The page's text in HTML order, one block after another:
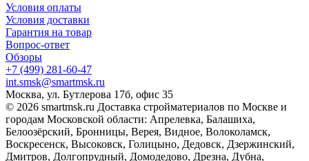
Условия оплаты
Условия доставки
Гарантия на товар
Вопрос-ответ
Обзоры
+7 (499) 281-60-47
int.smsk@smartmsk.ru
Москва, ул. Бутлерова 17б, офис 35
© 2026 smartmsk.ru Доставка стройматериалов по Москве и
городам Московской области: Апрелевка, Балашиха,
Белоозёрский, Бронницы, Верея, Видное, Волоколамск,
Воскресенск, Высоковск, Голицыно, Дедовск, Дзержинский,
Дмитров, Долгопрудный, Домодедово, Дрезна, Дубна,